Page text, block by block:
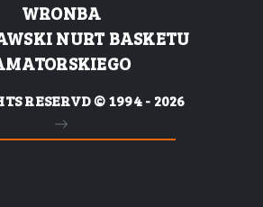
WRONBA
NURT BASKETU
RESERVD © 1994 - 2026